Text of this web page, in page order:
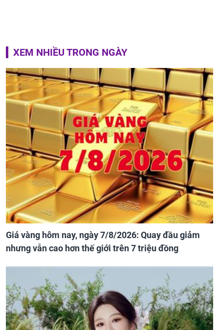
XEM NHIỀU TRONG NGÀY
Giá vàng hôm nay, ngày 7/8/2026: Quay đầu giảm
nhưng vẫn cao hơn thế giới trên 7 triệu đồng